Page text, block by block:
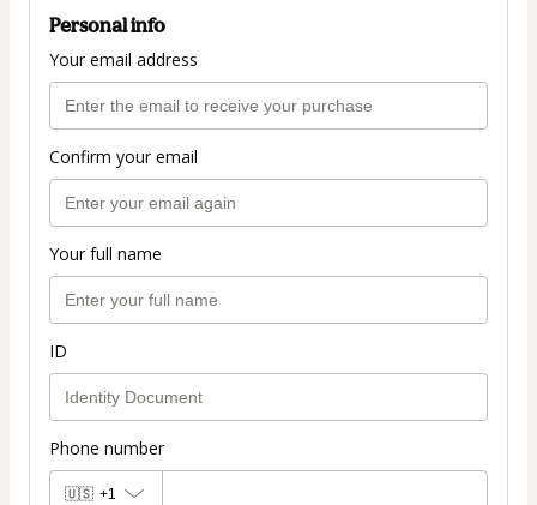
Personal info
Your email address
Confirm your email
Your full name
ID
Phone number
🇺🇸 +1